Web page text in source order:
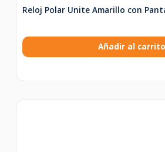
Reloj Polar Unite Amarillo con
Añadir al carrito